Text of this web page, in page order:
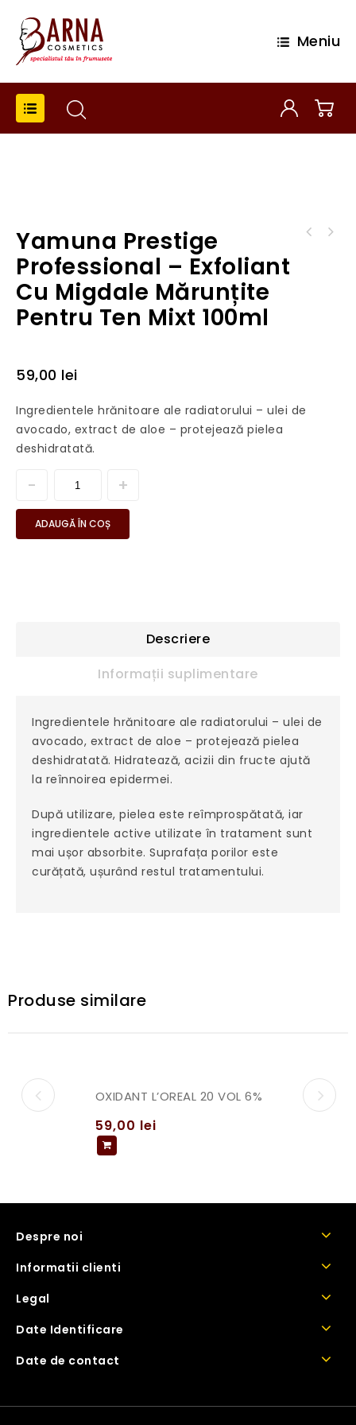
Meniu
Yamuna Prestige
Professional – Exfoliant
Cu Migdale Mărunțite
Pentru Ten Mixt 100ml
59,00 lei
Ingredientele hrănitoare ale radiatorului – ulei de
avocado, extract de aloe – protejează pielea
deshidratată.
ADAUGĂ ÎN COȘ
Descriere
Informații suplimentare
Ingredientele hrănitoare ale radiatorului – ulei de
avocado, extract de aloe – protejează pielea
deshidratată. Hidratează, acizii din fructe ajută
la reînnoirea epidermei.
După utilizare, pielea este reîmprospătată, iar
ingredientele active utilizate în tratament sunt
mai ușor absorbite. Suprafața porilor este
curățată, ușurând restul tratamentului.
Produse similare
OXIDANT L’OREAL 20 VOL 6%
59,00 lei
Despre noi
Informatii clienti
Legal
Date Identificare
Date de contact